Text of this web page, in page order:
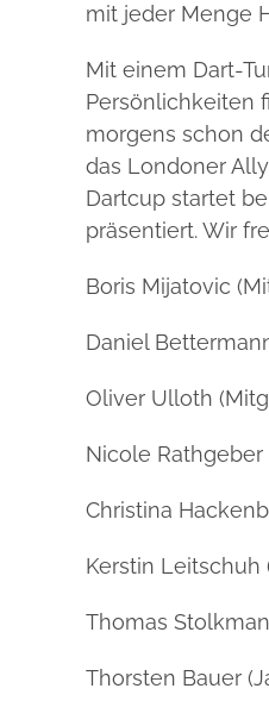
mit jeder Menge
Mit einem Dart-
Persönlichkeiten
morgens schon
das Londoner
Dartcup startet
präsentiert. Wir
Boris Mijatovic
Daniel
Oliver Ulloth
Nicole Rathgeber
Christina
Kerstin Leitschuh
Thomas
Thorsten Bauer